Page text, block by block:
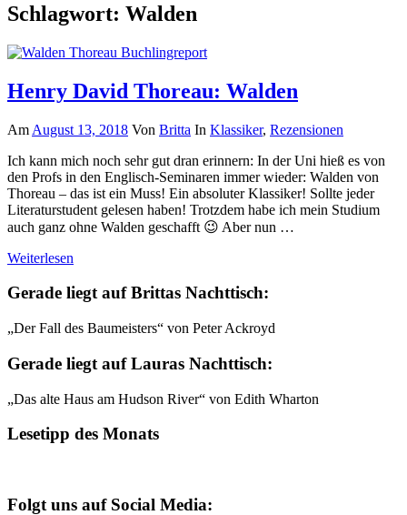
Schlagwort: Walden
Henry David Thoreau: Walden
Am August 13, 2018 Von Britta In Klassiker, Rezensionen
Ich kann mich noch sehr gut dran erinnern: In der Uni hieß es von
den Profs in den Englisch-Seminaren immer wieder: Walden von
Thoreau – das ist ein Muss! Ein absoluter Klassiker! Sollte jeder
Literaturstudent gelesen haben! Trotzdem habe ich mein Studium
auch ganz ohne Walden geschafft 😉 Aber nun …
Weiterlesen
Gerade liegt auf Brittas Nachttisch:
„Der Fall des Baumeisters“ von Peter Ackroyd
Gerade liegt auf Lauras Nachttisch:
„Das alte Haus am Hudson River“ von Edith Wharton
Lesetipp des Monats
Folgt uns auf Social Media: